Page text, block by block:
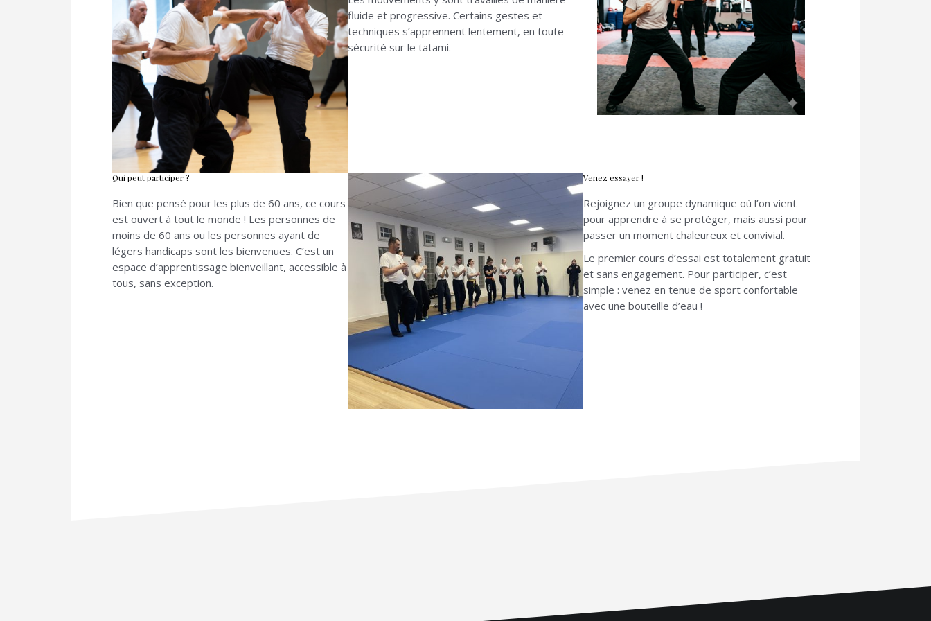
fluide et progressive. Certains gestes et
techniques s’apprennent lentement, en toute
sécurité sur le tatami.
Qui peut participer ?
Bien que pensé pour les plus de 60 ans, ce cours
est ouvert à tout le monde ! Les personnes de
moins de 60 ans ou les personnes ayant de
légers handicaps sont les bienvenues. C’est un
espace d’apprentissage bienveillant, accessible à
tous, sans exception.
Venez essayer !
Rejoignez un groupe dynamique où l’on vient
pour apprendre à se protéger, mais aussi pour
passer un moment chaleureux et convivial.
Le premier cours d’essai est totalement gratuit
et sans engagement. Pour participer, c’est
simple : venez en tenue de sport confortable
avec une bouteille d’eau !